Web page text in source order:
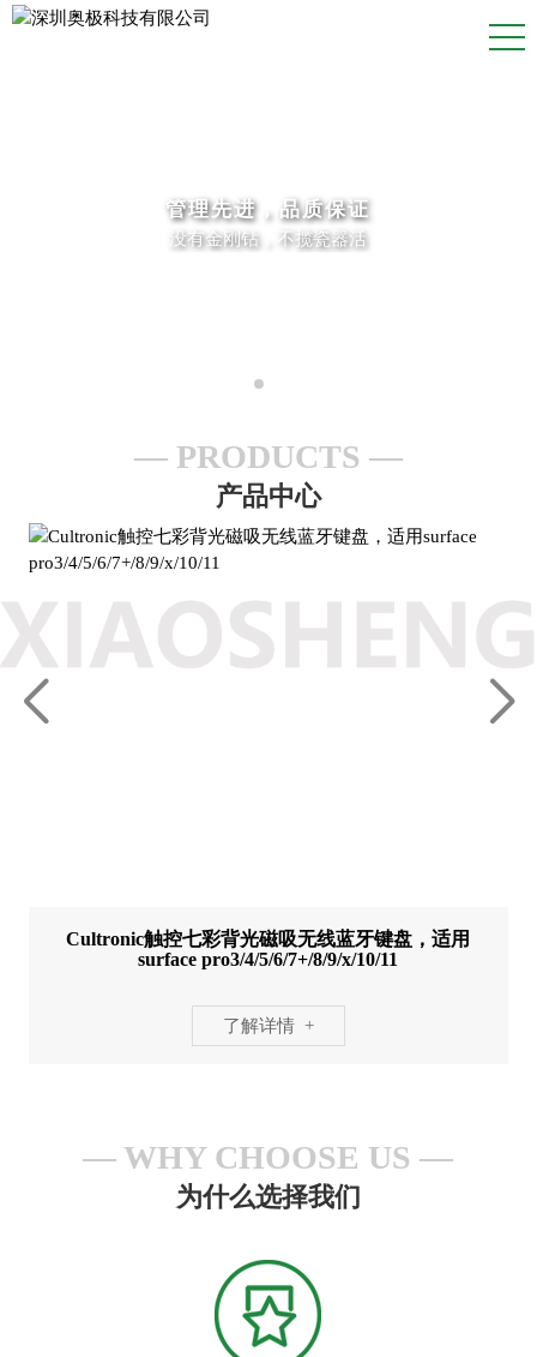
管理先进，品质保证
没有金刚钻，不揽瓷器活
PRODUCTS
产品中心
Cultronic触控七彩背光磁吸无线蓝牙键盘，适用
surface pro3/4/5/6/7+/8/9/x/10/11
了解详情 +
WHY CHOOSE US
为什么选择我们